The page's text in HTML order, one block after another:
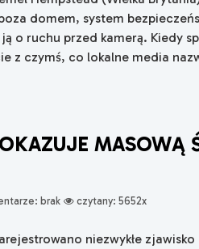
domem, system
o ruchu przed kamerą. Kiedy
z czymś, co lokalne media
MASOWĄ
brak czytany: 5652x
niezwykłe